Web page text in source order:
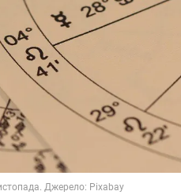
Джерело: Pixabay